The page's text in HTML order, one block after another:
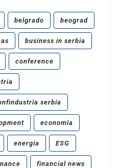
belgrado beograd
business in serbia
conference
serbia
economia
energia ESG
financial news